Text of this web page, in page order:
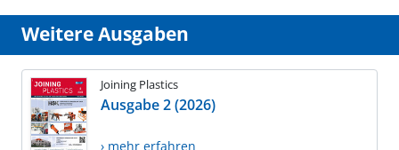
Weitere Ausgaben
Joining Plastics
Ausgabe 2 (2026)
› mehr erfahren